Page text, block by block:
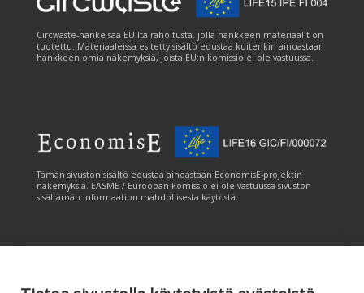
Circwaste-hanke saa EU:lta rahoitusta, jolla hankkeen materiaalit on
tuotettu. Materiaaleissa esitetty sisältö edustaa kuitenkin ainoastaan
hankkeen omia näkemyksiä, joista EU:n komissio ei ole vastuussa.
Tämän sivuston sisältö edustaa ainoastaan EconomisE-projektin
näkemyksiä. EASME / Euroopan komissio ei ole vastuussa sivuston
sisältämän informaation mahdollisesta käytöstä.